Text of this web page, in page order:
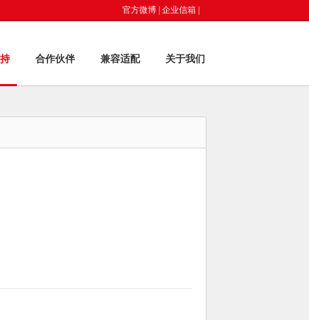
官方微博 企业信箱
合作伙伴 兼容适配 关于我们